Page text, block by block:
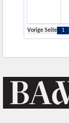
Vorige Seite
1